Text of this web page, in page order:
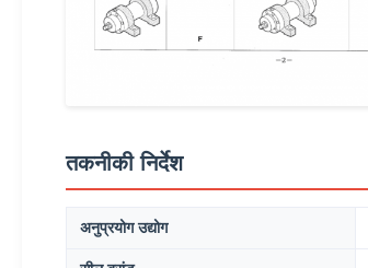
तकनीकी निर्देश
अनुप्रयोग उद्योग